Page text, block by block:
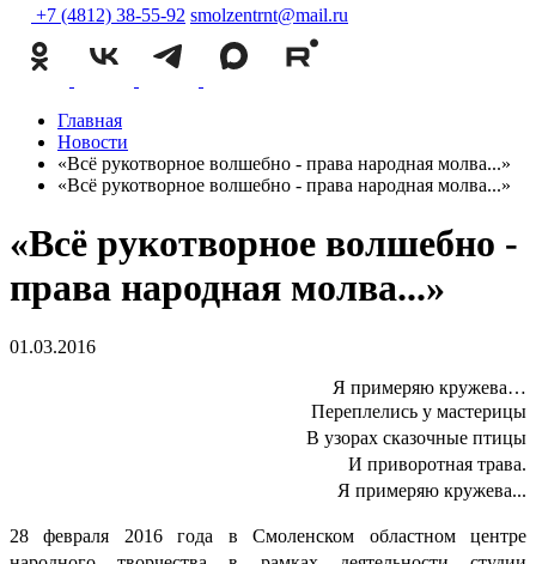
+7 (4812) 38-55-92 smolzentrnt@mail.ru
Главная
Новости
«Всё рукотворное волшебно - права народная молва...»
«Всё рукотворное волшебно - права народная молва...»
«Всё рукотворное волшебно -
права народная молва...»
01.03.2016
Я примеряю кружева…
Переплелись у мастерицы
В узорах сказочные птицы
И приворотная трава.
Я примеряю кружева...
28 февраля 2016 года в Смоленском областном центре